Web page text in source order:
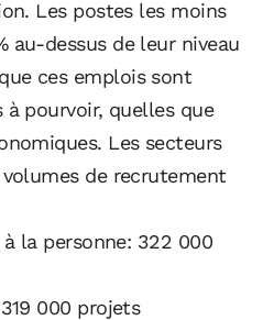
Les postes les moins
au-dessus de leur niveau
ces emplois sont
pourvoir, quelles que
Les secteurs
de recrutement
la personne: 322 000
000 projets